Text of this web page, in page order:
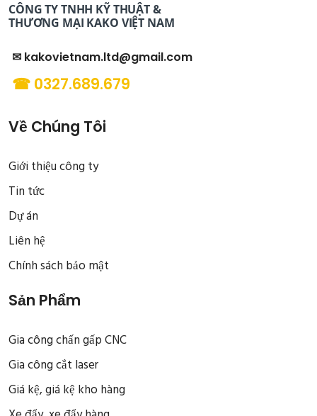
CÔNG TY TNHH KỸ THUẬT &
THƯƠNG MẠI KAKO VIỆT NAM
✉ kakovietnam.ltd@gmail.com
☎ 0327.689.679
Về Chúng Tôi
Giới thiệu công ty
Tin tức
Dự án
Liên hệ
Chính sách bảo mật
Sản Phẩm
Gia công chấn gấp CNC
Gia công cắt laser
Giá kệ, giá kệ kho hàng